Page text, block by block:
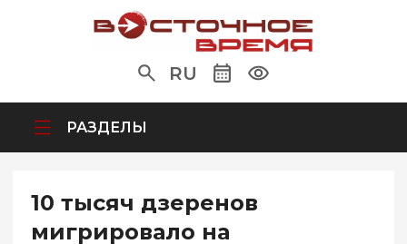
RU
РАЗДЕЛЫ
10 тысяч дзеренов
мигрировало на